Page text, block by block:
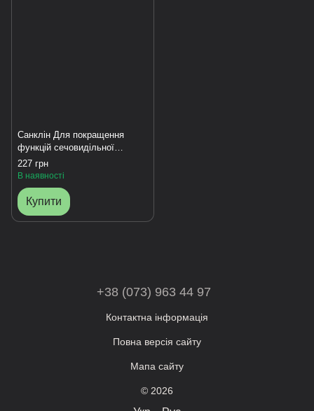
Санклін Для покращення
функцій сечовидільної
системи
227 грн
В наявності
Купити
+38 (073) 963 44 97
Контактна інформація
Повна версія сайту
Мапа сайту
© 2026